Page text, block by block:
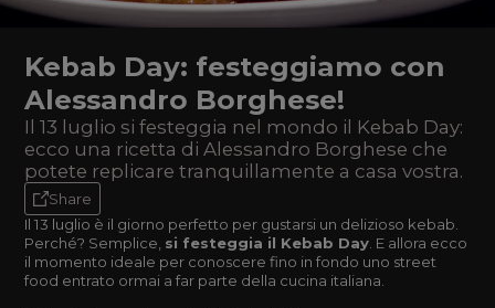
Kebab Day: festeggiamo con
Alessandro Borghese!
Il 13 luglio si festeggia nel mondo il Kebab Day:
ecco una ricetta di Alessandro Borghese che
potete replicare tranquillamente a casa vostra.
Share
Il 13 luglio è il giorno perfetto per gustarsi un delizioso kebab.
Perché? Semplice, si festeggia il Kebab Day . E allora ecco
il momento ideale per conoscere fino in fondo uno street
food entrato ormai a far parte della cucina italiana.